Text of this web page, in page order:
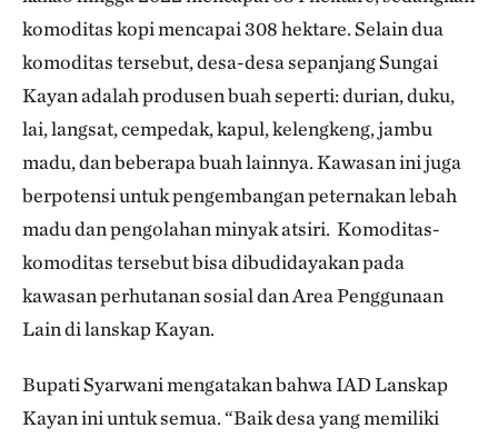
komoditas kopi mencapai 308 hektare. Selain dua
komoditas tersebut, desa-desa sepanjang Sungai
Kayan adalah produsen buah seperti: durian, duku,
lai, langsat, cempedak, kapul, kelengkeng, jambu
madu, dan beberapa buah lainnya. Kawasan ini juga
berpotensi untuk pengembangan peternakan lebah
madu dan pengolahan minyak atsiri. Komoditas-
komoditas tersebut bisa dibudidayakan pada
kawasan perhutanan sosial dan Area Penggunaan
Lain di lanskap Kayan.
Bupati Syarwani mengatakan bahwa IAD Lanskap
Kayan ini untuk semua. “Baik desa yang memiliki